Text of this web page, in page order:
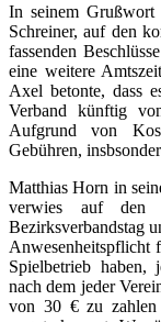
In seinem
Schreiner, auf den
fassenden
eine weitere
Axel betonte, dass
Verband künftig
Aufgrund von
Gebühren,
Matthias Horn in
verwies auf den
Bezirksverbandstag
Anwesenheitspflicht
Spielbetrieb haben,
nach dem jeder
von 30 € zu zahlen